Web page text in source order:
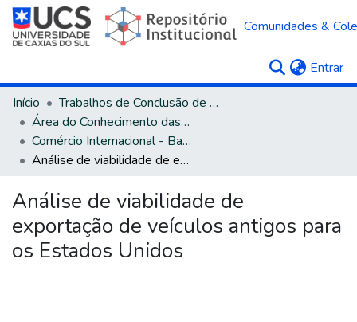
Comunidades &
Entrar
Início
Trabalhos de Conclusão de Curso
Área do Conhecimento das Ciências Sociais Aplicadas
Comércio Internacional - Bacharelado
Análise de viabilidade de exportação de veículos antigos para os Estados Unidos
Análise de viabilidade de
exportação de veículos antigos para
os Estados Unidos